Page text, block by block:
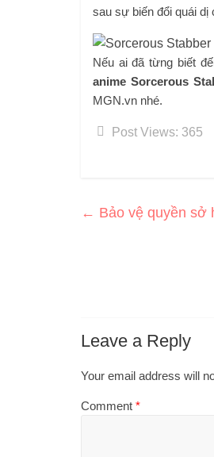
sau sự biến đổi quái
Nếu ai đã từng biết
anime Sorcerous
MGN.vn nhé.
Post Views: 365
← Bảo vệ quyền sở
Leave a Reply
Your email address will
Comment *